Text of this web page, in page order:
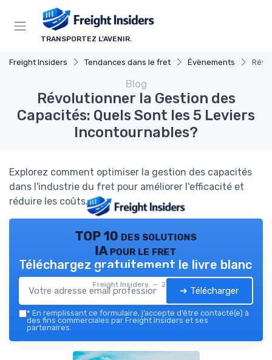
TRANSPORTEZ L'AVENIR.
Freight Insiders Tendances dans le fret Évènements
Blog
Révolutionner la Gestion des
Capacités: Quels Sont les 5 Leviers
Incontournables?
Explorez comment optimiser la gestion des capacités
dans l'industrie du fret pour améliorer l'efficacité et
réduire les coûts.
TOP 10 des solutions
IA pour le fret
Freight Insiders — 2026
Téléchargez gratuitement le livre blanc
➔ Télécharger
* En remplissant ce formulaire, j’accepte d’être contacté(e) à
des fins commerciales par Freight Insiders et ses
partenaires.
Panneau de gestion des cookies